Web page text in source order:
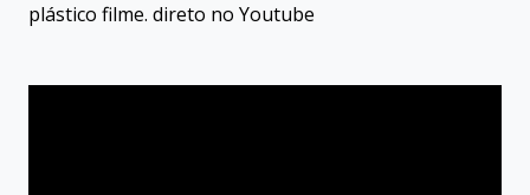
plástico filme. direto no Youtube